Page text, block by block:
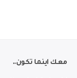
معك اينما تكون..